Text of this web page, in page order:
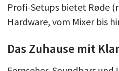
Profi-Setups bietet Røde
Hardware, vom Mixer bis
Das Zuhause mit